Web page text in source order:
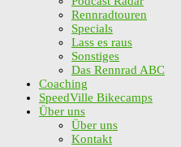
Rennradtouren
Specials
Lass es raus
Sonstiges
Das Rennrad ABC
Coaching
SpeedVille Bikecamps
Über uns
Über uns
Kontakt